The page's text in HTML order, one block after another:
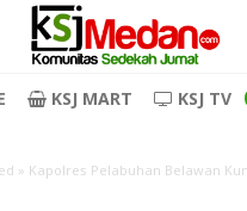
KSJ MART KSJ TV
» Kapolres Pelabuhan Belawan